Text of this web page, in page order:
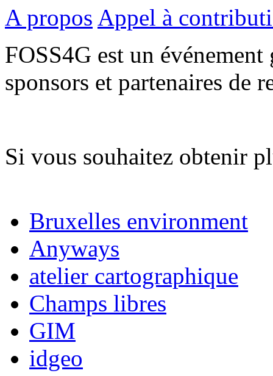
A propos Appel à
FOSS4G est un
sponsors et partenaires de
Si vous souhaitez obtenir
Bruxelles environment
Anyways
atelier cartographique
Champs libres
GIM
idgeo